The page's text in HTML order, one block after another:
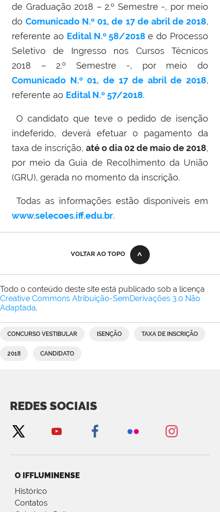
de Graduação 2018 – 2.º Semestre -, por meio
doComunicado N.º 01, de 17 de abril de 2018,
referente ao Edital N.º 58/2018 e do Processo
Seletivo de Ingresso nos Cursos Técnicos
2018 – 2.º Semestre -, por meio do
Comunicado N.º 01, de 17 de abril de 2018,
referente ao Edital N.º 57/2018.
O candidato que teve o pedido de isenção
indeferido, deverá efetuar o pagamento da
taxa de inscrição, até o dia 02 de maio de 2018,
por meio da Guia de Recolhimento da União
(GRU), gerada no momento da inscrição.
Todas as informações estão disponíveis em
www.selecoes.iff.edu.br.
VOLTAR AO TOPO
Todo o conteúdo deste site está publicado sob a licença
Creative Commons Atribuição-SemDerivações 3.0 Não
Adaptada.
CONCURSO VESTIBULAR ISENÇÃO TAXA DE INSCRIÇÃO
2018 CANDIDATO
REDES SOCIAIS
O IFFLUMINENSE
Histórico
Contatos